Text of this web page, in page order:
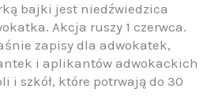
bajki jest niedźwiedzica
Akcja ruszy 1 czerwca.
zapisy dla adwokatek,
i aplikantów adwokackich
i szkół, które potrwają do 30